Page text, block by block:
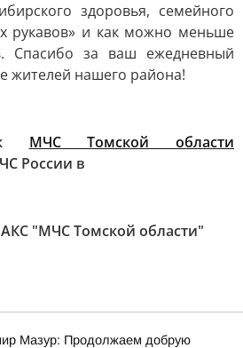
здоровья, семейного
рукавов» и как можно меньше
Спасибо за ваш ежедневный
жителей нашего района!
к МЧС Томской области
России в
"МЧС Томской области"
Мазур: Продолжаем добрую